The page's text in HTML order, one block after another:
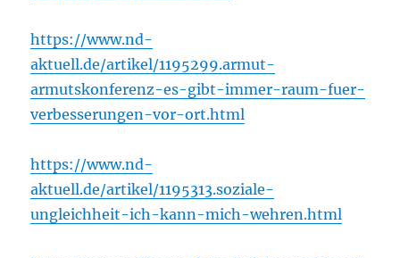
https://www.nd-
aktuell.de/artikel/1195299.armut-
armutskonferenz-es-gibt-immer-raum-fuer-
verbesserungen-vor-ort.html
https://www.nd-
aktuell.de/artikel/1195313.soziale-
ungleichheit-ich-kann-mich-wehren.html